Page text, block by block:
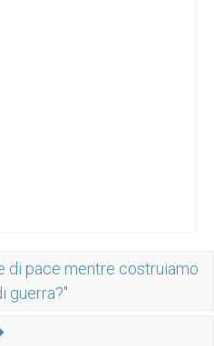
di pace mentre costruiamo
guerra?"